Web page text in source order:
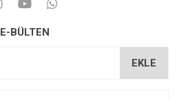
E-BÜLTEN
EKLE